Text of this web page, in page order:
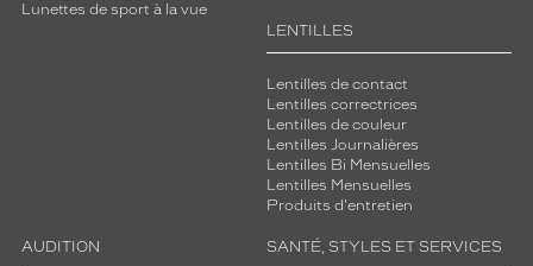
Lunettes de sport à la vue
LENTILLES
Lentilles de contact
Lentilles correctrices
Lentilles de couleur
Lentilles Journalières
Lentilles Bi Mensuelles
Lentilles Mensuelles
Produits d'entretien
AUDITION SANTÉ, STYLES ET SERVICES